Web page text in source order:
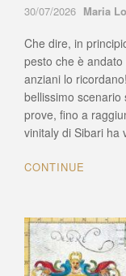
30/07/2026 Author
Maria
Che dire, in
pesto che è
anziani lo
bellissimo
prove, fino a
vinitaly di Sibari ha
CONTINUE